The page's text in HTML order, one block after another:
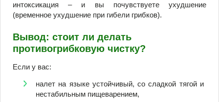
интоксикация – и вы почувствуете ухудшение
(временное ухудшение при гибели грибков).
Вывод: стоит ли делать
противогрибковую чистку?
Если у вас:
налет на языке устойчивый, со сладкой тягой и
нестабильным пищеварением,